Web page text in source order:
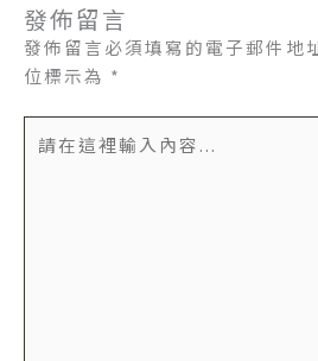
發佈留言
發佈留言必須填寫的電子郵件地
位標示為 *
在